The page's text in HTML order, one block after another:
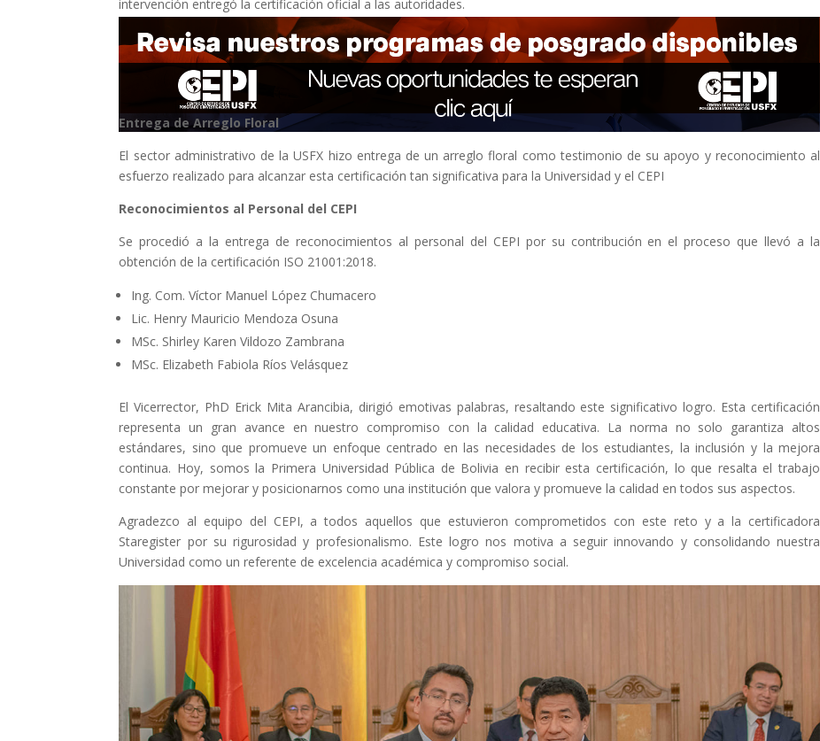
intervención entregó la certificación oficial a las autoridades.
Entrega de Arreglo Floral
El sector administrativo de la USFX hizo entrega de un arreglo floral como testimonio de su apoyo y reconocimiento al
esfuerzo realizado para alcanzar esta certificación tan significativa para la Universidad y el CEPI
Reconocimientos al Personal del CEPI
Se procedió a la entrega de reconocimientos al personal del CEPI por su contribución en el proceso que llevó a la
obtención de la certificación ISO 21001:2018.
Ing. Com. Víctor Manuel López Chumacero
Lic. Henry Mauricio Mendoza Osuna
MSc. Shirley Karen Vildozo Zambrana
MSc. Elizabeth Fabiola Ríos Velásquez
El Vicerrector, PhD Erick Mita Arancibia, dirigió emotivas palabras, resaltando este significativo logro. Esta certificación
representa un gran avance en nuestro compromiso con la calidad educativa. La norma no solo garantiza altos
estándares, sino que promueve un enfoque centrado en las necesidades de los estudiantes, la inclusión y la mejora
continua. Hoy, somos la Primera Universidad Pública de Bolivia en recibir esta certificación, lo que resalta el trabajo
constante por mejorar y posicionarnos como una institución que valora y promueve la calidad en todos sus aspectos.
Agradezco al equipo del CEPI, a todos aquellos que estuvieron comprometidos con este reto y a la certificadora
Staregister por su rigurosidad y profesionalismo. Este logro nos motiva a seguir innovando y consolidando nuestra
Universidad como un referente de excelencia académica y compromiso social.